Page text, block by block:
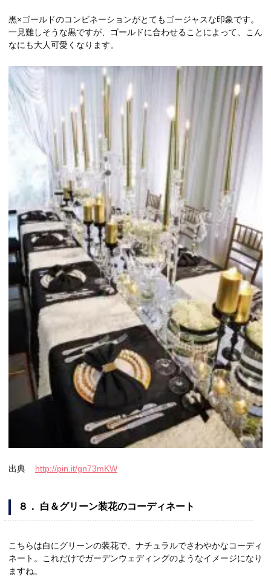
黒×ゴールドのコンビネーションがとてもゴージャスな印象です。
一見難しそうな黒ですが、ゴールドに合わせることによって、こん
なにも大人可愛くなります。
出典 http://pin.it/gn73mKW
８． 白＆グリーン装花のコーディネート
こちらは白にグリーンの装花で、ナチュラルでさわやかなコーディ
ネート。これだけでガーデンウェディングのようなイメージになり
ますね。